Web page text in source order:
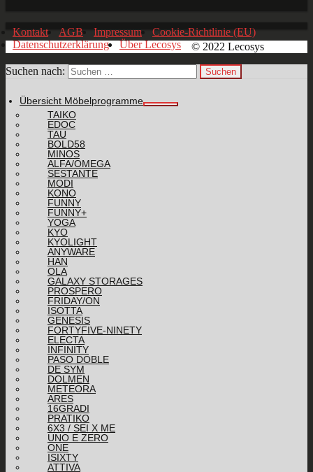
Kontakt AGB Impressum
Cookie-Richtlinie (EU)
Datenschutzerklärung
Über Lecosys © 2022 Lecosys
Suchen nach:
Übersicht Möbelprogramme
TAIKO
EDOC
TAU
BOLD58
MINOS
ALFA/OMEGA
SESTANTE
MODI
KONO
FUNNY
FUNNY+
YOGA
KYO
KYOLIGHT
ANYWARE
HAN
OLA
GALAXY STORAGES
PROSPERO
FRIDAY/ON
ISOTTA
GENESIS
FORTYFIVE-NINETY
ELECTA
INFINITY
PASO DOBLE
DE SYM
DOLMEN
METEORA
ARES
16GRADI
PRATIKO
6X3 / SEI X ME
UNO E ZERO
ONE
ISIXTY
ATTIVA